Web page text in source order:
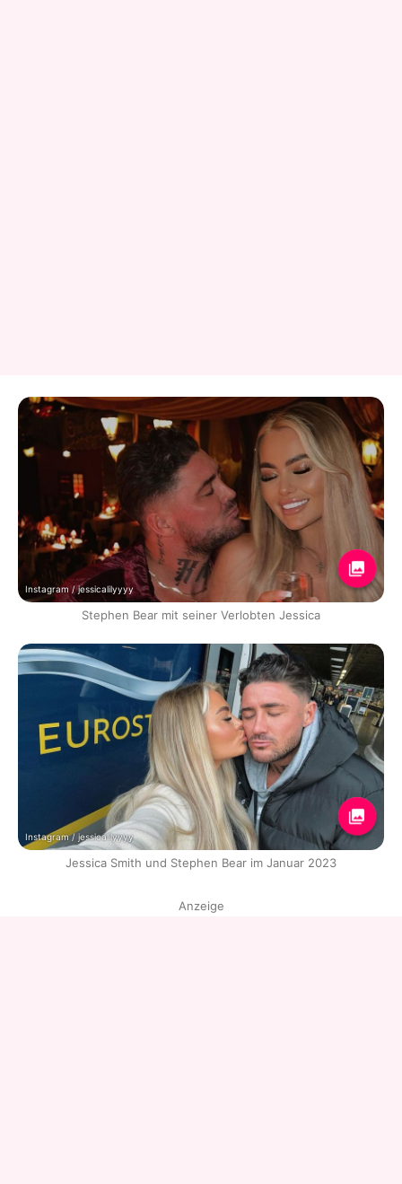
Instagram / jessicalilyyyy
Stephen Bear mit seiner Verlobten Jessica
Instagram / jessicalilyyyy
Jessica Smith und Stephen Bear im Januar 2023
Anzeige